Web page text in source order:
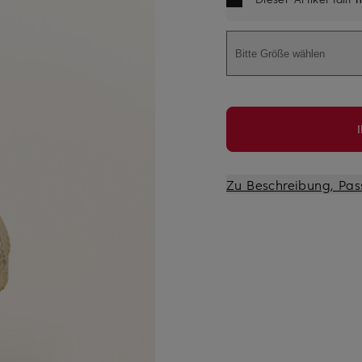
Bitte Größe wählen
Zu Beschreibung,